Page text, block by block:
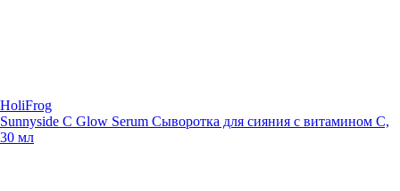
HoliFrog
Sunnyside C Glow Serum Сыворотка для сияния с витамином С,
30 мл